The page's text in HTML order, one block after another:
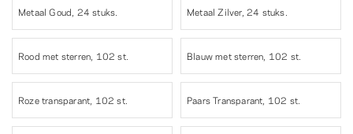
Metaal Goud, 24 stuks. Metaal Zilver, 24 stuks.
Rood met sterren, 102 st. Blauw met sterren, 102 st.
Roze transparant, 102 st. Paars Transparant, 102 st.